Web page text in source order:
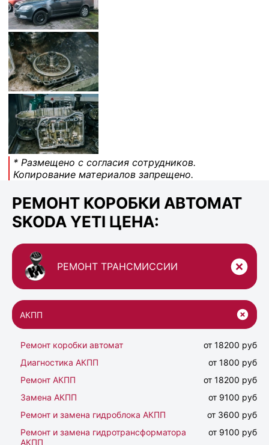
* Размещено с согласия сотрудников.
Копирование материалов запрещено.
РЕМОНТ КОРОБКИ АВТОМАТ
SKODA YETI ЦЕНА:
РЕМОНТ ТРАНСМИССИИ
АКПП
Ремонт коробки автомат
от 18200 руб
Диагностика АКПП
от 1800 руб
Ремонт АКПП
от 18200 руб
Замена АКПП
от 9100 руб
Ремонт и замена гидроблока АКПП
от 3600 руб
Ремонт и замена гидротрансформатора
АКПП
от 9100 руб